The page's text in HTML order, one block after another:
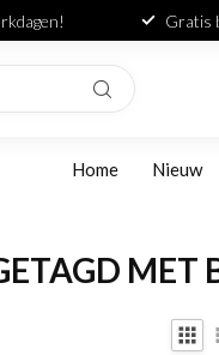
Gratis
Home Nieuw
MET